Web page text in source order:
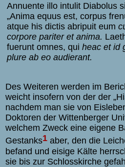
Annuente illo intulit Diabolus
„Anima equus est, corpus
atque his dictis abripuit eum
corpore pariter et anima.
fuerunt omnes, qui heac et id
plure ab eo audierant.
Des Weiteren werden im
weicht insofern von der der
nachdem man sie von
Doktoren der Wittenberger
welchem Zweck eine eigene
Gestanks1 aber, den die
befand und eisige Kälte
sie bis zur Schlosskirche